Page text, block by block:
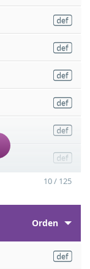
10 / 125
Orden